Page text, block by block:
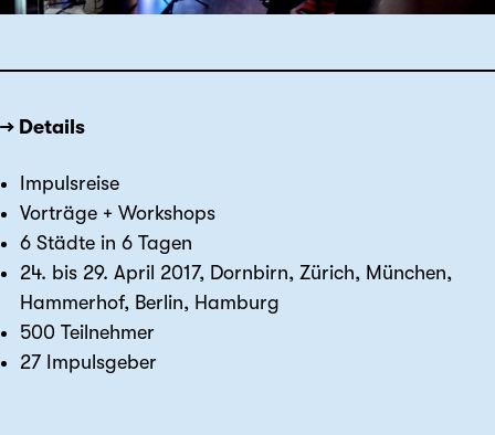
→ Details
Impulsreise
Vorträge + Workshops
6 Städte in 6 Tagen
24. bis 29. April 2017, Dornbirn, Zürich, München,
Hammerhof, Berlin, Hamburg
500 Teilnehmer
27 Impulsgeber